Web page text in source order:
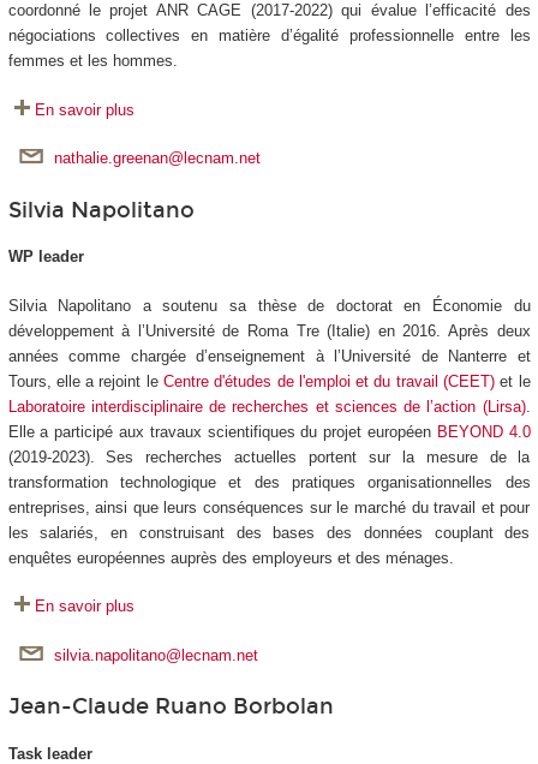
coordonné le projet ANR CAGE (2017-2022) qui évalue l’efficacité des
négociations collectives en matière d’égalité professionnelle entre les
femmes et les hommes.
En savoir plus
nathalie.greenan@lecnam.net
Silvia Napolitano
WP leader
Silvia Napolitano a soutenu sa thèse de doctorat en Économie du
développement à l’Université de Roma Tre (Italie) en 2016. Après deux
années comme chargée d’enseignement à l’Université de Nanterre et
Tours, elle a rejoint le Centre d'études de l'emploi et du travail (CEET)et le
Laboratoire interdisciplinaire de recherches et sciences de l’action (Lirsa).
Elle a participé aux travaux scientifiques du projet européen BEYOND 4.0
(2019-2023). Ses recherches actuelles portent sur la mesure de la
transformation technologique et des pratiques organisationnelles des
entreprises, ainsi que leurs conséquences sur le marché du travail et pour
les salariés, en construisant des bases des données couplant des
enquêtes européennes auprès des employeurs et des ménages.
En savoir plus
silvia.napolitano@lecnam.net
Jean-Claude Ruano Borbolan
Task leader